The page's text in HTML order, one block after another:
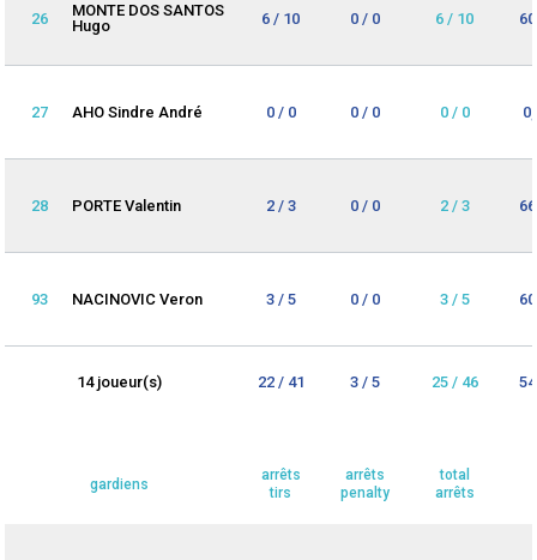
26
MONTE DOS SANTOS
Hugo
6 / 10 0 / 0 6 / 10
27 AHO Sindre André 0 / 0 0 / 0 0 / 0
28 PORTE Valentin 2 / 3 0 / 0 2 / 3
93 NACINOVIC Veron 3 / 5 0 / 0 3 / 5
14 joueur(s) 22 / 41 3 / 5 25 / 46
gardiens
arrêts
tirs
arrêts
penalty
total
arrêts